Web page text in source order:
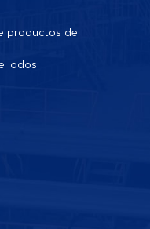
productos de
lodos